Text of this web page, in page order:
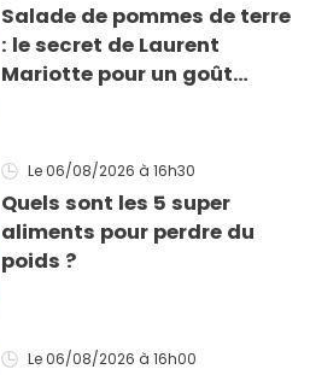
Salade de pommes de terre
: le secret de Laurent
Mariotte pour un goût
Le 06/08/2026 à 16h30
Quels sont les 5 super
aliments pour perdre du
poids ?
Le 06/08/2026 à 16h00